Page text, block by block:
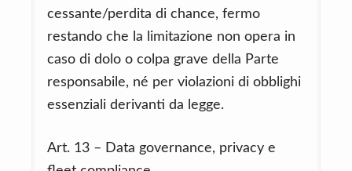
cessante/perdita di chance, fermo
restando che la limitazione non opera in
caso di dolo o colpa grave della Parte
responsabile, né per violazioni di obblighi
essenziali derivanti da legge.
Art. 13 – Data governance, privacy e